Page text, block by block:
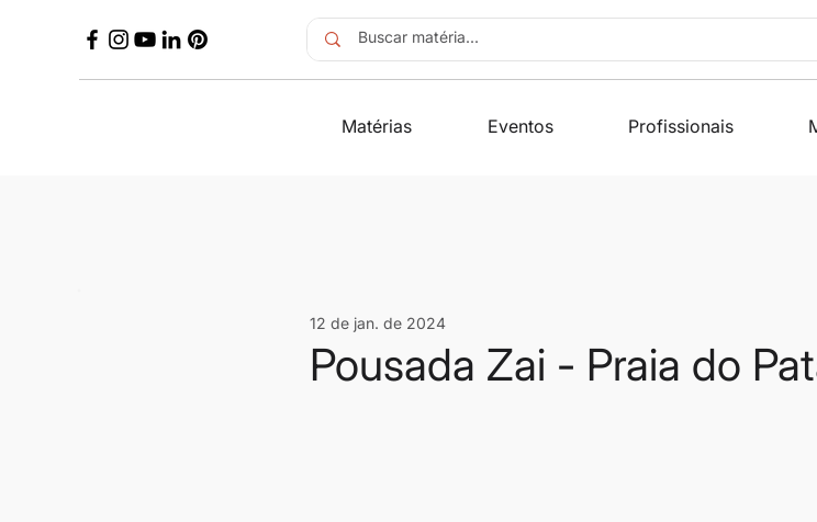
Matérias Eventos Profissionais
Pousada Zai - Praia do
12 de jan. de 2024